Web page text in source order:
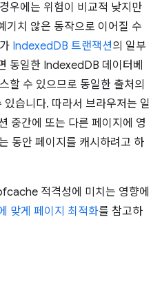
우에는 위험이 비교적 낮지만
기치 않은 동작으로 이어질 수
IndexedDB 트랜잭션의 일부
동일한 IndexedDB 데이터베
할 수 있으므로 동일한 출처의
습니다. 따라서 브라우저는 일
중간에 또는 다른 페이지에 영
동안 페이지를 캐시하려고 하
적격성에 미치는 영향에
맞게 페이지 최적화를 참고하